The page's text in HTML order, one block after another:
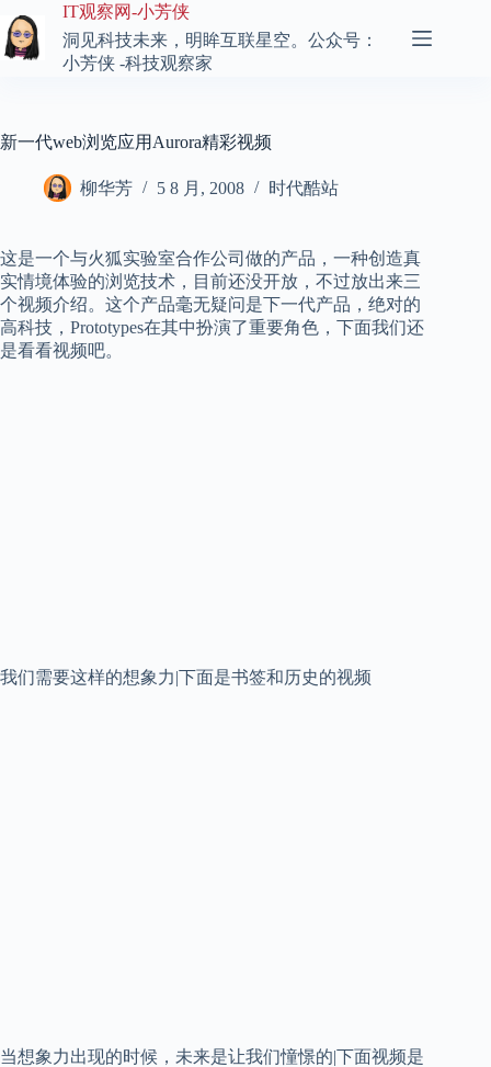
至
内
IT观察网-小芳侠
洞见科技未来，明眸互联星空。公众号：
小芳侠 -科技观察家
新一代web浏览应用Aurora精彩视频
柳华芳 5 8 月, 2008 时代酷站
这是一个与火狐实验室合作公司做的产品，一种创造真
实情境体验的浏览技术，目前还没开放，不过放出来三
个视频介绍。这个产品毫无疑问是下一代产品，绝对的
高科技，Prototypes在其中扮演了重要角色，下面我们还
是看看视频吧。
我们需要这样的想象力|下面是书签和历史的视频
当想象力出现的时候，未来是让我们憧憬的|下面视频是